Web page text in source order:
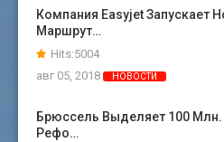
Компания Easyjet Запускает
Маршрут…
Hits:5004
авг 05, 2018
НОВОСТИ
Брюссель Выделяет 100
Рефо…